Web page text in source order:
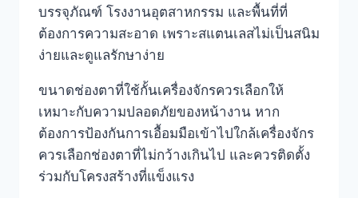
บรรจุภัณฑ์ โรงงานอุตสาหกรรม และพื้นที่ที่
ต้องการความสะอาด เพราะสแตนเลสไม่เป็นสนิม
ง่ายและดูแลรักษาง่าย
ขนาดช่องตาที่ใช้กั้นเครื่องจักรควรเลือกให้
เหมาะกับความปลอดภัยของหน้างาน หาก
ต้องการป้องกันการเอื้อมมือเข้าไปใกล้เครื่องจักร
ควรเลือกช่องตาที่ไม่กว้างเกินไป และควรติดตั้ง
ร่วมกับโครงสร้างที่แข็งแรง